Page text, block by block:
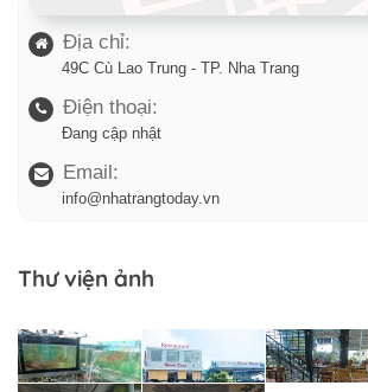
Địa chỉ:
49C Cù Lao Trung - TP. Nha Trang
Điện thoại:
Đang cập nhật
Email:
info@nhatrangtoday.vn
Thư viện ảnh